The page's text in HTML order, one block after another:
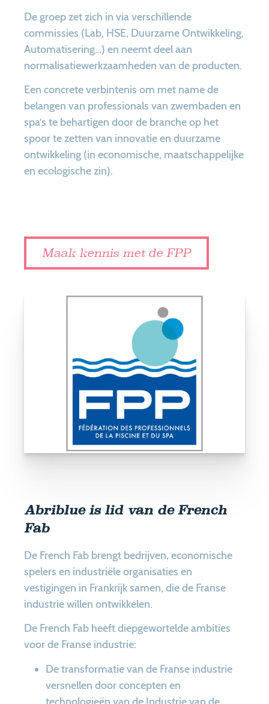
De groep zet zich in via verschillende
commissies (Lab, HSE, Duurzame Ontwikkeling,
Automatisering…) en neemt deel aan
normalisatiewerkzaamheden van de producten.
Een concrete verbintenis om met name de
belangen van professionals van zwembaden en
spa’s te behartigen door de branche op het
spoor te zetten van innovatie en duurzame
ontwikkeling (in economische, maatschappelijke
en ecologische zin).
Maak kennis met de FPP
Abriblue is lid van de French
Fab
De French Fab brengt bedrijven, economische
spelers en industriële organisaties en
vestigingen in Frankrijk samen, die de Franse
industrie willen ontwikkelen.
De French Fab heeft diepgewortelde ambities
voor de Franse industrie:
De transformatie van de Franse industrie
versnellen door concepten en